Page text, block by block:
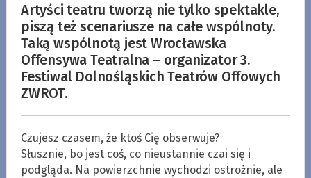
Artyści teatru tworzą nie tylko spektakle,
piszą też scenariusze na całe wspólnoty.
Taką wspólnotą jest Wrocławska
Offensywa Teatralna – organizator 3.
Festiwal Dolnośląskich Teatrów Offowych
ZWROT.
Czujesz czasem, że ktoś Cię obserwuje?
Słusznie, bo jest coś, co nieustannie czai się i
podgląda. Na powierzchnie wychodzi ostrożnie, ale